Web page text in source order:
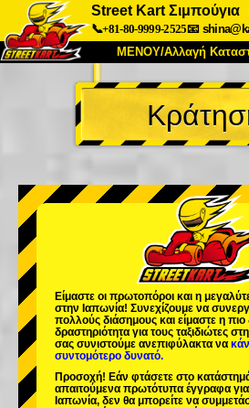
Street Kart Σιμπούγια
📞+81-80-9999-2525📧
ΜΕΝΟΥ/Αλλαγή
ΚΥΡΙΩΣ
Σχετικά Προδιαγραφές
Εταιρεία
Αλλαγή
Τόκιο Σινάγαουα #1
Τόκιο Ακίχαμπαρα #2
Τόκιο Σιμπούγια Annex
Τόκιο Ασακούσα
Είμαστε οι πρωτοπόροι και η
στην Ιαπωνία! Συνεχίζουμε να
πολλούς διάσημους και είμαστε η πιο
δραστηριότητα για τους ταξιδιώτες
σας συνιστούμε ανεπιφύλακτα να
συντομότερο δυνατό.
Προσοχή! Εάν φτάσετε στο
απαιτούμενα πρωτότυπα έγγραφα
Ιαπωνία, δεν θα μπορείτε να